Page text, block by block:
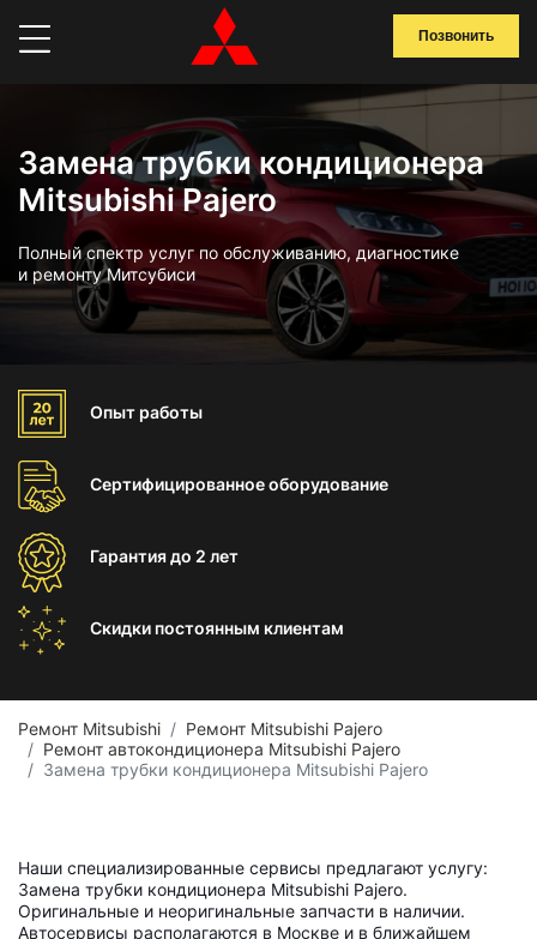
Позвонить
Замена трубки кондиционера
Mitsubishi Pajero
Полный спектр услуг по обслуживанию, диагностике
и ремонту Митсубиси
Опыт работы
Сертифицированноеоборудование
Гарантиядо 2 лет
Скидки постоянным клиентам
Ремонт Mitsubishi
Ремонт Mitsubishi Pajero
Ремонт автокондиционера Mitsubishi Pajero
Замена трубки кондиционера Mitsubishi Pajero
Наши специализированные сервисы предлагают услугу:
Замена трубки кондиционера Mitsubishi Pajero.
Оригинальные и неоригинальные запчасти в наличии.
Автосервисы располагаются в Москве и в ближайшем